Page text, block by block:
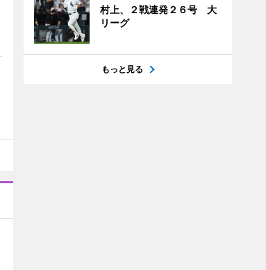
村上、２戦連発２６号 大
リーグ
もっと見る